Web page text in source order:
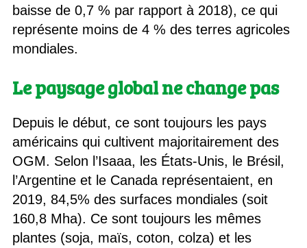
baisse de 0,7 % par rapport à 2018), ce qui
représente moins de 4 % des terres agricoles
mondiales.
Le paysage global ne change pas
Depuis le début, ce sont toujours les pays
américains qui cultivent majoritairement des
OGM. Selon l’Isaaa, les États-Unis, le Brésil,
l’Argentine et le Canada représentaient, en
2019, 84,5% des surfaces mondiales (soit
160,8 Mha). Ce sont toujours les mêmes
plantes (soja, maïs, coton, colza) et les